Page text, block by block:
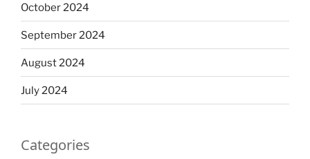
October 2024
September 2024
August 2024
July 2024
Categories